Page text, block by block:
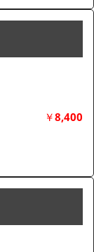
￥8,400